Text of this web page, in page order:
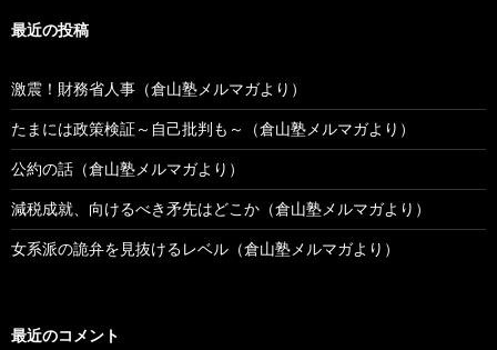
最近の投稿
激震！財務省人事（倉山塾メルマガより）
たまには政策検証～自己批判も～（倉山塾メルマガより）
公約の話（倉山塾メルマガより）
減税成就、向けるべき矛先はどこか（倉山塾メルマガより）
女系派の詭弁を見抜けるレベル（倉山塾メルマガより）
最近のコメント